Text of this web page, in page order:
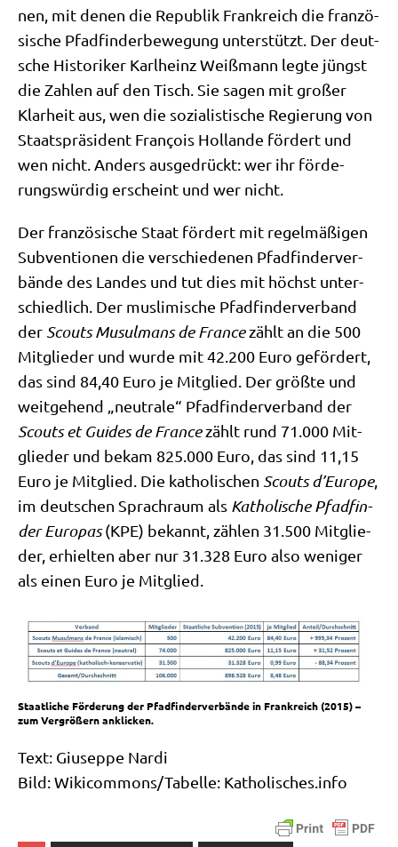
nen, mit denen die Repu­blik Frank­reich die fran­zö­
si­sche Pfad­fin­der­be­we­gung unter­stützt. Der deut­
sche Histo­ri­ker Karl­heinz Weiß­mann leg­te jüngst
die Zah­len auf den Tisch. Sie sagen mit gro­ßer
Klar­heit aus, wen die sozia­li­sti­sche Regie­rung von
Staats­prä­si­dent Fran­çois Hol­lan­de för­dert und
wen nicht. Anders aus­ge­drückt: wer ihr för­de­
rungs­wür­dig erscheint und wer nicht.
Der fran­zö­si­sche Staat för­dert mit regel­mä­ßi­gen
Sub­ven­tio­nen die ver­schie­de­nen Pfad­fin­der­ver­
bän­de des Lan­des und tut dies mit höchst unter­
schied­lich. Der mus­li­mi­sche Pfad­fin­der­ver­band
der Scouts Musul­mans de Francezählt an die 500
Mit­glie­der und wur­de mit 42.200 Euro geför­dert,
das sind 84,40 Euro je Mit­glied. Der größ­te und
weit­ge­hend „neu­tra­le“ Pfad­fin­der­ver­band der
Scouts et Gui­des de Francezählt rund 71.000 Mit­
glie­der und bekam 825.000 Euro, das sind 11,15
Euro je Mit­glied. Die katho­li­schen Scouts d’Eu­ro­pe,
im deut­schen Sprach­raum als Katho­li­sche Pfad­fin­
der Euro­pas(KPE) bekannt, zäh­len 31.500 Mit­glie­
der, erhiel­ten aber nur 31.328 Euro also weni­ger
als einen Euro je Mitglied.
Staat­li­che För­de­rung der Pfad­fin­der­ver­bän­de in Frank­reich (2015) –
zum Ver­grö­ßern anklicken.
Text: Giu­sep­pe Nardi
Bild: Wikicommons/​Tabelle: Katho​li​sches​.info